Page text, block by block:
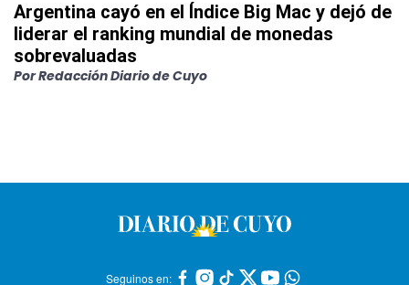
Argentina cayó en el Índice Big Mac y dejó de
liderar el ranking mundial de monedas
sobrevaluadas
PorRedacción Diario de Cuyo
Seguinos en: